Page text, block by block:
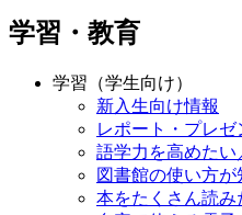
学習・教育
学習（学生向け）
新入生向け情報
レポート・プレ
語学力を高めたい
図書館の使い方が
本をたくさん読み